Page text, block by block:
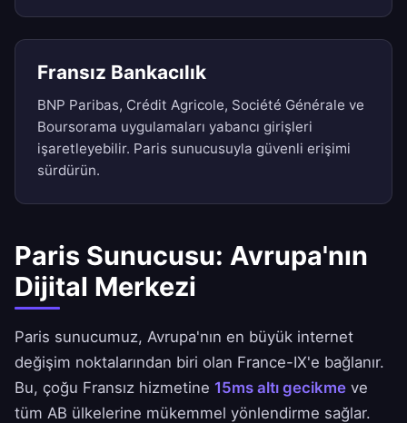
Fransız Bankacılık
BNP Paribas, Crédit Agricole, Société Générale ve
Boursorama uygulamaları yabancı girişleri
işaretleyebilir. Paris sunucusuyla güvenli erişimi
sürdürün.
Paris Sunucusu: Avrupa'nın
Dijital Merkezi
Paris sunucumuz, Avrupa'nın en büyük internet
değişim noktalarından biri olan France-IX'e bağlanır.
Bu, çoğu Fransız hizmetine 15ms altı gecikme ve
tüm AB ülkelerine mükemmel yönlendirme sağlar.